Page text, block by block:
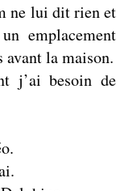
ne lui dit rien et
emplacement
avant la maison.
j’ai besoin de